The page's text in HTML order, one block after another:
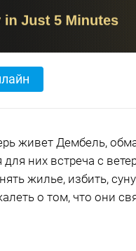
живет Дембель,
них встреча с
жилье, избить,
о том, что они